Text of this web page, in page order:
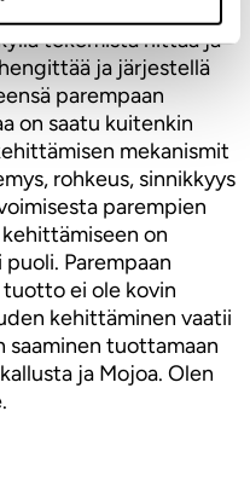
tekemistä riittää ja
ja järjestellä
parempaan
on saatu kuitenkin
mekanismit
rohkeus, sinnikkyys
parempien
on
Parempaan
ei ole kovin
kehittäminen vaatii
saaminen tuottamaan
ja Mojoa. Olen